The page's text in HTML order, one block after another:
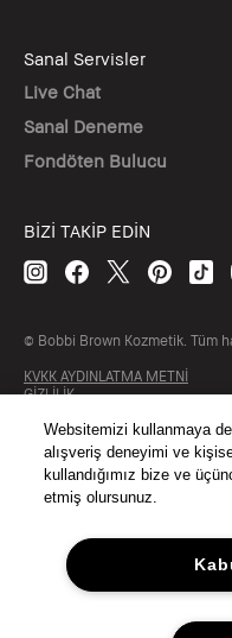
Sanal Servisler
Live Chat
Sanal Deneme
Fondöten Bulucu
BİZİ TAKİP EDİN
© Bobbi Brown Kozmetik. Tüm
KVKK AYDINLATMA METNİ
GİZLİLİK
SİTE ÇEREZ YÖNETİMİ
Websitemizi kullanmaya
alışveriş deneyimi ve
kullandığımız bize ve
etmiş olursunuz.